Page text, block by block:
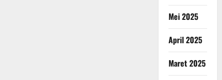
Mei 2025
April 2025
Maret 2025